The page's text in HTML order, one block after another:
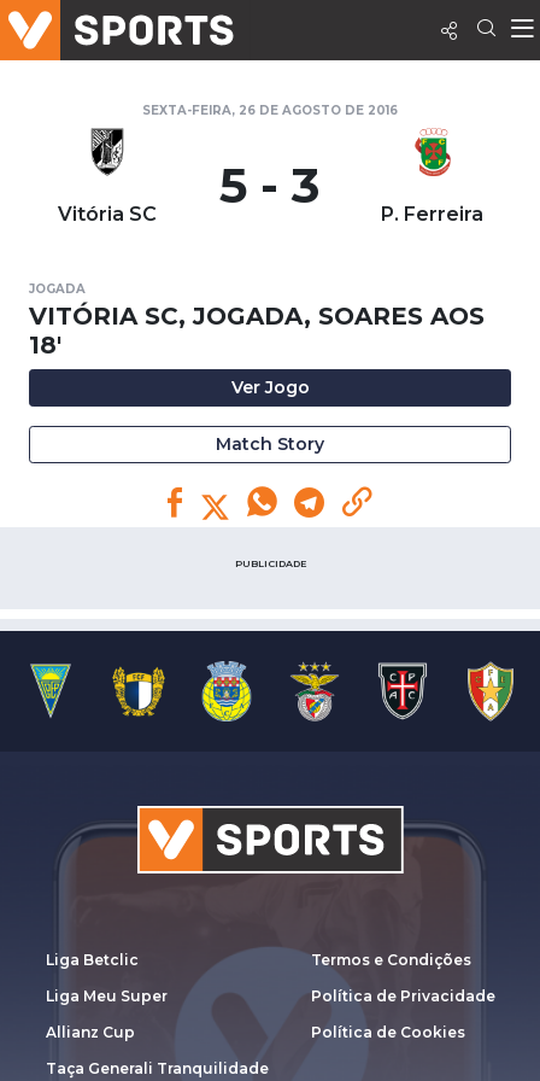
SEXTA-FEIRA, 26 DE AGOSTO DE 2016
Vitória SC 5 - 3 P. Ferreira
JOGADA
VITÓRIA SC, JOGADA, SOARES AOS
18'
Ver Jogo
Match Story
PUBLICIDADE
Liga Betclic
Liga Meu Super
Allianz Cup
Taça Generali Tranquilidade
Termos e Condições
Política de Privacidade
Política de Cookies